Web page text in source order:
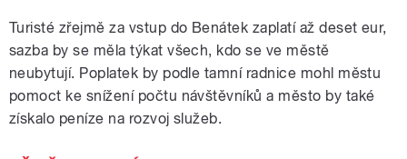
Turisté zřejmě za vstup do Benátek zaplatí až deset eur,
sazba by se měla týkat všech, kdo se ve městě
neubytují. Poplatek by podle tamní radnice mohl městu
pomoct ke snížení počtu návštěvníků a město by také
získalo peníze na rozvoj služeb.